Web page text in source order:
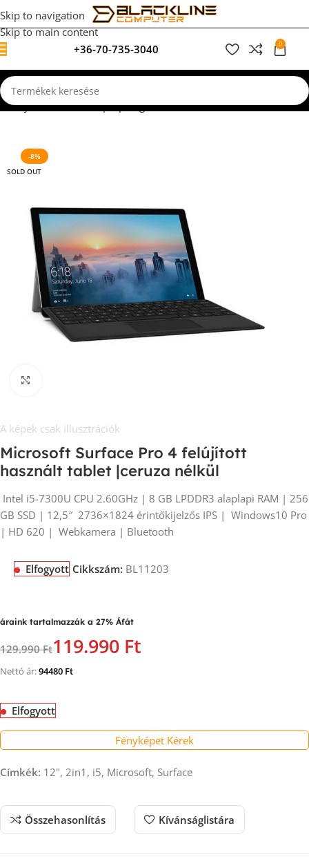
Skip to navigation
Skip to main content
+36-70-735-3040
0
Felújított, használt laptopok garanciával Általános felhasználás
-8%
SOLD OUT
A képek csak illusztrációk
Microsoft Surface Pro 4 felújított
használt tablet |ceruza nélkül
Intel i5-7300U CPU 2.60GHz | 8 GB LPDDR3 alaplapi RAM | 256
GB SSD | 12,5″ 2736×1824 érintőkijelzős IPS | Windows10 Pro
| HD 620 | Webkamera | Bluetooth
Elfogyott Cikkszám: BL11203
áraink tartalmazzák a 27% Áfát
129.990 Ft119.990 Ft
Nettó ár:94480 Ft
Elfogyott
Fényképet Kérek
Címkék: 12", 2in1, i5, Microsoft, Surface
Összehasonlítás Kívánságlistára